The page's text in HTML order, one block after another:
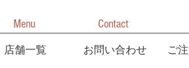
Menu Contact
店舗一覧 お問い合わせ ご